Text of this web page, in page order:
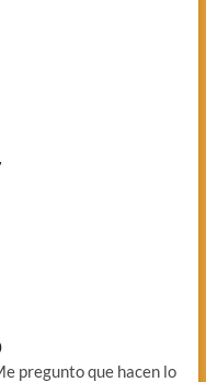
pregunto que hacen lo